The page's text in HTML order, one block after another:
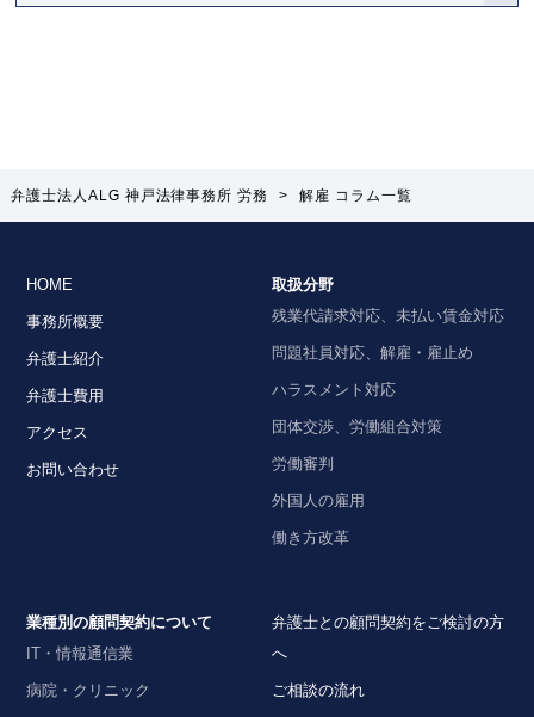
弁護士法人ALG 神戸法律事務所 労務 > 解雇 コラム一覧
HOME
事務所概要
弁護士紹介
弁護士費用
アクセス
お問い合わせ
取扱分野
残業代請求対応、未払い賃金対応
問題社員対応、解雇・雇止め
ハラスメント対応
団体交渉、労働組合対策
労働審判
外国人の雇用
働き方改革
業種別の顧問契約について
IT・情報通信業
病院・クリニック
弁護士との顧問契約をご検討の方
へ
ご相談の流れ